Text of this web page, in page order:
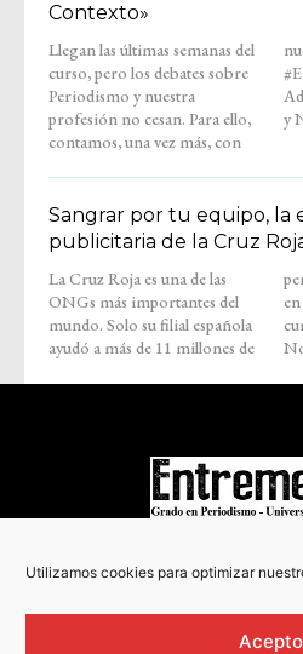
Utilizamos cookies para optimizar
Acepto
Contexto»
Llegan las últimas semanas del
curso, pero los debates sobre
Periodismo y nuestra
profesión no cesan. Para ello,
contamos, una vez más, con
nuestro propio podcast de
#Entremedios. Laura Jiménez,
Adriana Pérez, Gisela de Mur
y
Sangrar por tu equipo, la
publicitaria de la Cruz
La Cruz Roja es una de las
ONGs más importantes del
mundo. Solo su filial española
ayudó a más de 11 millones de
personas en el mundo, pero
en 2023 tuvo problemas para
cumplir sus objetivos en